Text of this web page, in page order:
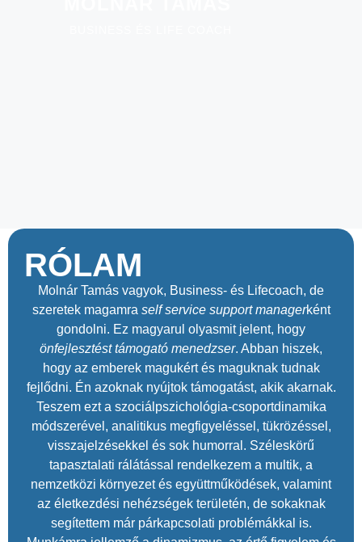
RÓLAM
Molnár Tamás vagyok, Business- és Lifecoach, de
szeretek magamra self service support managerként
gondolni. Ez magyarul olyasmit jelent, hogy
önfejlesztést támogató menedzser. Abban hiszek,
hogy az emberek magukért és maguknak tudnak
fejlődni. Én azoknak nyújtok támogatást, akik akarnak.
Teszem ezt a szociálpszichológia-csoportdinamika
módszerével, analitikus megfigyeléssel, tükrözéssel,
visszajelzésekkel és sok humorral. Széleskörű
tapasztalati rálátással rendelkezem a multik, a
nemzetközi környezet és együttműködések, valamint
az életkezdési nehézségek területén, de sokaknak
segítettem már párkapcsolati problémákkal is.